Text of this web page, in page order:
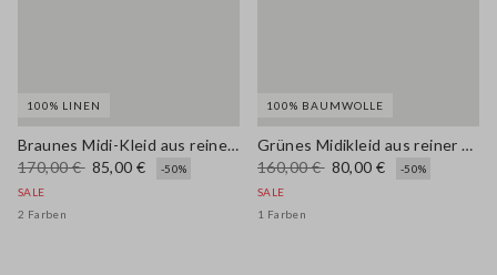
100% LINEN
Braunes Midi-Kleid aus reinem Leinen mit feinen Trägern
170,00 € 85,00 €
-50%
SALE
2 Farben
100% BAUMWOLLE
Grünes Midikleid aus reiner Baumwolle im Regular Fit mit Lochstickerei (Sangallo)
160,00 € 80,00 €
-50%
SALE
1 Farben